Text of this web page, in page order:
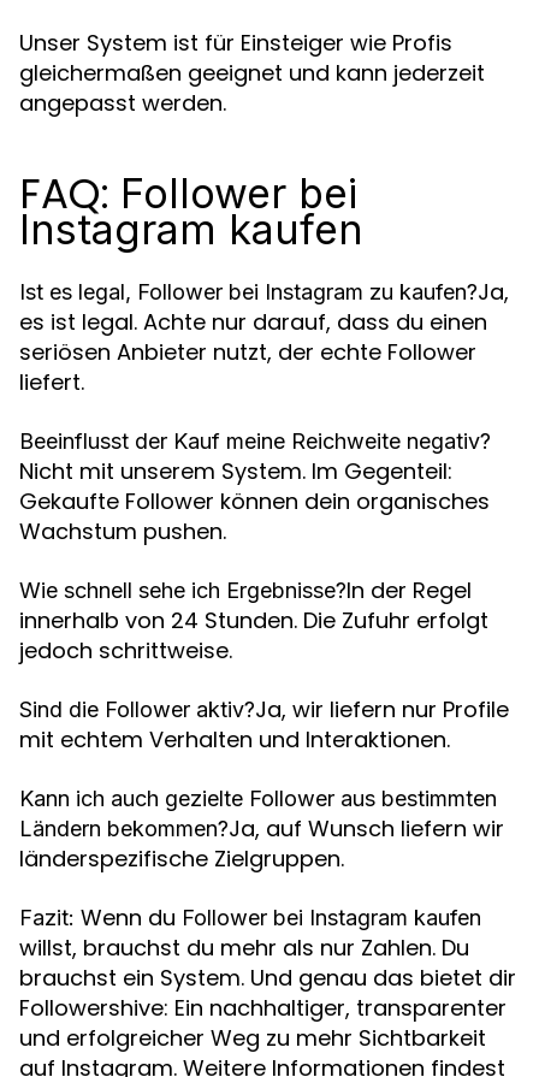
Unser System ist für Einsteiger wie Profis
gleichermaßen geeignet und kann jederzeit
angepasst werden.
FAQ: Follower bei
Instagram kaufen
Ist es legal, Follower bei Instagram zu kaufen?Ja,
es ist legal. Achte nur darauf, dass du einen
seriösen Anbieter nutzt, der echte Follower
liefert.
Beeinflusst der Kauf meine Reichweite negativ?
Nicht mit unserem System. Im Gegenteil:
Gekaufte Follower können dein organisches
Wachstum pushen.
Wie schnell sehe ich Ergebnisse?In der Regel
innerhalb von 24 Stunden. Die Zufuhr erfolgt
jedoch schrittweise.
Sind die Follower aktiv?Ja, wir liefern nur Profile
mit echtem Verhalten und Interaktionen.
Kann ich auch gezielte Follower aus bestimmten
Ländern bekommen?Ja, auf Wunsch liefern wir
länderspezifische Zielgruppen.
Fazit: Wenn du Follower bei Instagram kaufen
willst, brauchst du mehr als nur Zahlen. Du
brauchst ein System. Und genau das bietet dir
Followershive: Ein nachhaltiger, transparenter
und erfolgreicher Weg zu mehr Sichtbarkeit
auf Instagram. Weitere Informationen findest